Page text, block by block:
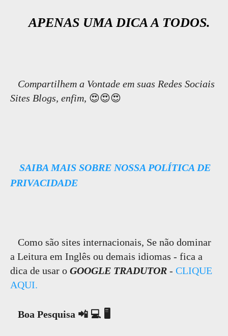
APENAS UMA DICA A TODOS.
Compartilhem a Vontade em suas Redes Sociais
Sites Blogs, enfim, 😍😍😍
SAIBA MAIS SOBRE NOSSA POLÍTICA DE
PRIVACIDADE
Como são sites internacionais, Se não dominar
a Leitura em Inglês ou demais idiomas - fica a
dica de usar o GOOGLE TRADUTOR - CLIQUE
AQUI.
Boa Pesquisa 📲 💻 🖥